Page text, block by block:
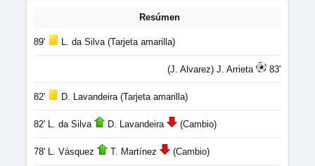
Resúmen
89' L. da Silva (Tarjeta amarilla)
(J. Alvarez) J. Arrieta 83'
82' D. Lavandeira (Tarjeta amarilla)
82' L. da Silva D. Lavandeira (Cambio)
78' L. Vásquez T. Martínez (Cambio)